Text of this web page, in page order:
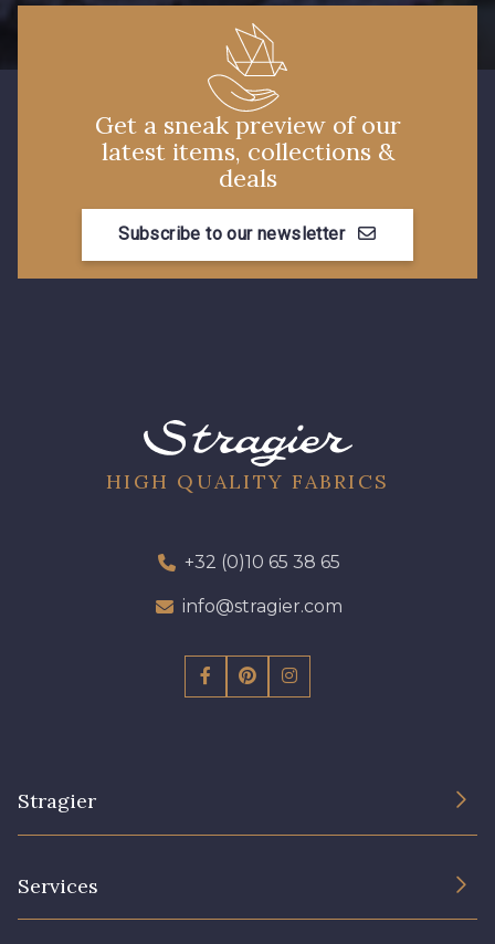
Get a sneak preview of our
latest items, collections &
deals
Subscribe to our newsletter
HIGH QUALITY FABRICS
+32 (0)10 65 38 65
info@stragier.com
Stragier
Services